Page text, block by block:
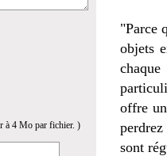
à 4 Mo par fichier. )
"Parce
objets
offre
sont